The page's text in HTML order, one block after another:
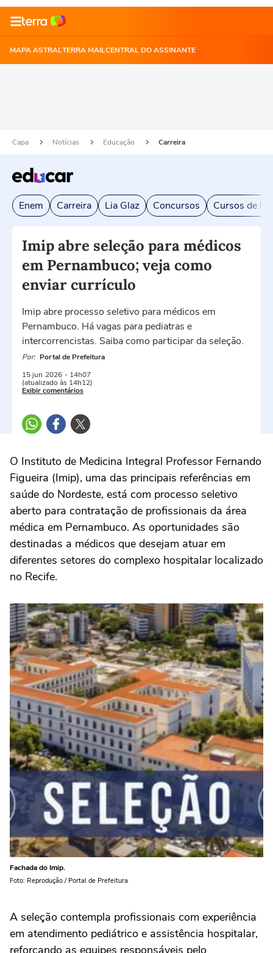
MAPA ASTRALTERRA MAILCENTRAL DO ASSINANTE
Capa Notícias Educação Carreira
Enem Carreira Lia Glaz Concursos Cursos de
Imip abre seleção para médicos
em Pernambuco; veja como
enviar currículo
Imip abre processo seletivo para médicos em
Pernambuco. Há vagas para pediatras e
intercorrencistas. Saiba como participar da seleção.
Por: Portal de Prefeitura
15 jun 2026 - 14h07
(atualizado às 14h12)
Exibir comentários
O Instituto de Medicina Integral Professor Fernando
Figueira (Imip), uma das principais referências em
saúde do Nordeste, está com processo seletivo
aberto para contratação de profissionais da área
médica em Pernambuco. As oportunidades são
destinadas a médicos que desejam atuar em
diferentes setores do complexo hospitalar localizado
no Recife.
Fachada do Imip.
Foto: Reprodução / Portal de Prefeitura
A seleção contempla profissionais com experiência
em atendimento pediátrico e assistência hospitalar,
reforçando as equipes responsáveis pelo